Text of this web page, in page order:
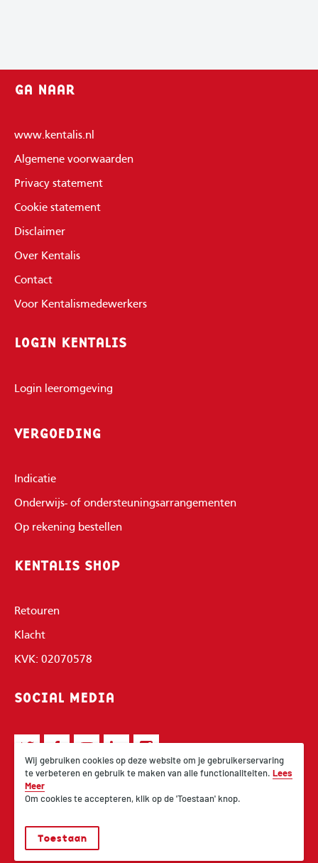
GA NAAR
www.kentalis.nl
Algemene voorwaarden
Privacy statement
Cookie statement
Disclaimer
Over Kentalis
Contact
Voor Kentalismedewerkers
LOGIN KENTALIS
Login leeromgeving
VERGOEDING
Indicatie
Onderwijs- of ondersteuningsarrangementen
Op rekening bestellen
KENTALIS SHOP
Retouren
Klacht
KVK: 02070578
SOCIAL MEDIA
© 2026 Kentalis
Wij gebruiken cookies op deze website om je gebruikerservaring
te verbeteren en gebruik te maken van alle functionaliteiten. Lees
Meer
Om cookies te accepteren, klik op de 'Toestaan' knop.
Toestaan